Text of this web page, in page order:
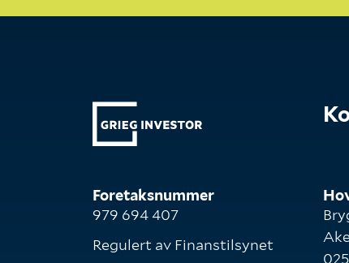
Foretaksnummer
979 694 407
Regulert av Finanstilsynet